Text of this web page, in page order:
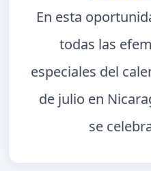
En esta
todas las
especiales del
de julio en
se